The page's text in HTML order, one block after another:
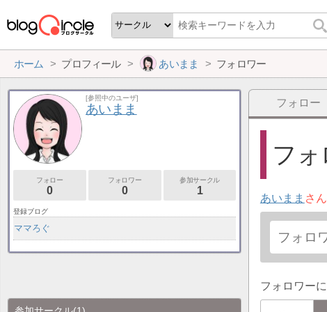
ホーム プロフィール あいまま フォロワー
フォロー
フォ
あいまま さ
フォロワー
[参照中のユーザ]
あいまま
フォロー
0
フォロワー
0
参加サークル
1
登録ブログ
ママろぐ